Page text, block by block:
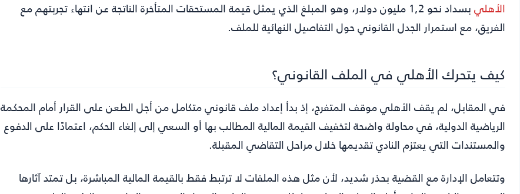
الأهلي
بسداد نحو 1,2 مليون دولار، وهو المبلغ الذي يمثل قيمة المستحقات المتأخرة الناتجة عن انتهاء تجربتهم مع
الفريق، مع استمرار الجدل القانوني حول التفاصيل النهائية للملف.
كيف يتحرك الأهلي في الملف القانوني؟
في المقابل، لم يقف الأهلي موقف المتفرج، إذ بدأ إعداد ملف قانوني متكامل من أجل الطعن على القرار أمام المحكمة
الرياضية الدولية، في محاولة واضحة لتخفيف القيمة المالية المطالب بها أو السعي إلى إلغاء الحكم، اعتمادًا على الدفوع
والمستندات التي يعتزم النادي تقديمها خلال مراحل التقاضي المقبلة.
وتتعامل الإدارة مع القضية بحذر شديد، لأن مثل هذه الملفات لا ترتبط فقط بالقيمة المالية المباشرة، بل تمتد آثارها